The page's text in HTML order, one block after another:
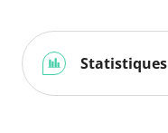
Statistiques